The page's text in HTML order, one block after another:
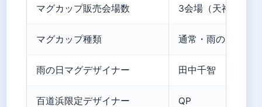
マグカップ販売会場数 3会場（天神・博多
マグカップ種類 通常・雨の日・会
雨の日マグデザイナー 田中千智
百道浜限定デザイナー QP